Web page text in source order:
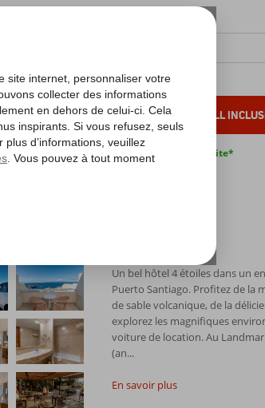
VACANCES AU SOLEIL ALL
de surcharge carburant Annulation gratuite*
Un bel hôtel 4 étoiles dans un
Puerto Santiago. Profitez de la
de sable volcanique, de la
explorez les magnifiques
voiture de location. Au Landmar
(an...
En savoir plus